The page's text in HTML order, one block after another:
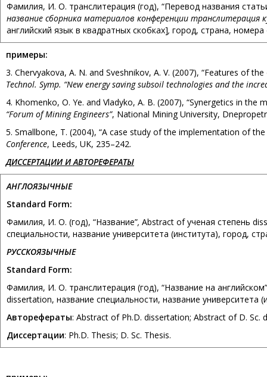
Фамилия, И. О. транслитерация (год), “Перевод названия
название сборника материалов конференции транслитерация
английский язык в квадратных скобках], город, страна, номера
примеры:
3. Chervyakova, A. N. and Sveshnikov, A. V. (2007), “Features of
Technol. Symp. “New energy saving subsoil technologies and the
4. Khomenko, O. Ye. and Vladyko, A. B. (2007), “Synergetics in
“Forum of Mining Engineers”, National Mining University,
5. Smallbone, T. (2004), “A case study of the implementation of the
Conference, Leeds, UK, 235–242.
ДИССЕРТАЦИИ И АВТОРЕФЕРАТЫ
АНГЛОЯЗЫЧНЫЕ
Standard Form:
Фамилия, И. О. (год), “Название”, Abstract of ученая степень
специальности, название университета (института), город,
РУССКОЯЗЫЧНЫЕ
Standard Form:
Фамилия, И. О. транслитерация (год), “Название на
dissertation, название специальности, название университета
Авторефераты: Abstract of Ph.D. dissertation; Abstract of D. Sc.
Диссертации: Ph.D. Thesis; D. Sc. Thesis.